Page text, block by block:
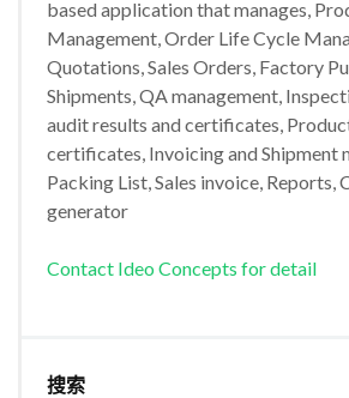
based application that manages,
Management, Order Life Cycle
Quotations, Sales Orders, Factory
Shipments, QA management,
audit results and certificates,
certificates, Invoicing and Shipment
Packing List, Sales invoice, Reports,
generator
Contact Ideo Concepts for detail
搜索